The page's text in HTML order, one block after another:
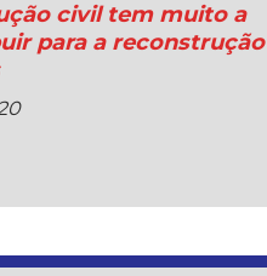
civil tem muito a
para a reconstrução